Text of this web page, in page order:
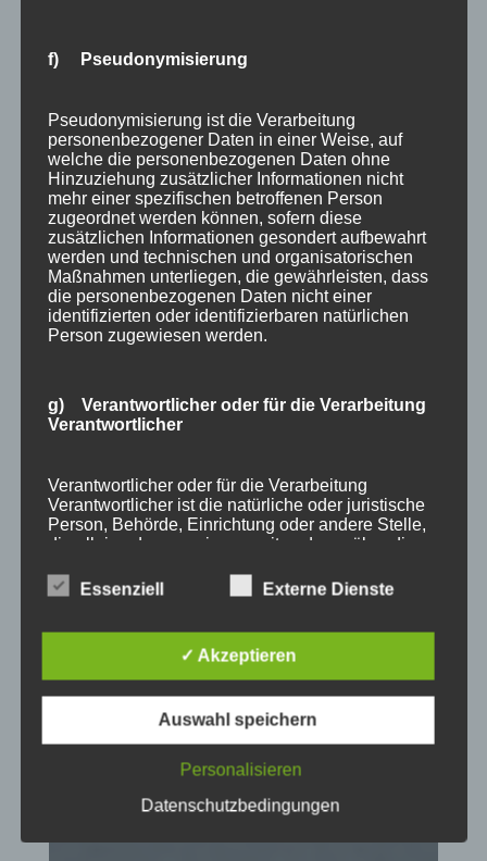
f) Pseudonymisierung
Pseudonymisierung ist die Verarbeitung
personenbezogener Daten in einer Weise, auf
welche die personenbezogenen Daten ohne
Hinzuziehung zusätzlicher Informationen nicht
mehr einer spezifischen betroffenen Person
zugeordnet werden können, sofern diese
zusätzlichen Informationen gesondert aufbewahrt
werden und technischen und organisatorischen
Maßnahmen unterliegen, die gewährleisten, dass
die personenbezogenen Daten nicht einer
identifizierten oder identifizierbaren natürlichen
Person zugewiesen werden.
g) Verantwortlicher oder für die Verarbeitung
Verantwortlicher
Verantwortlicher oder für die Verarbeitung
Verantwortlicher ist die natürliche oder juristische
Person, Behörde, Einrichtung oder andere Stelle,
die allein oder gemeinsam mit anderen über die
personenbezogenen Daten entscheidet. Sind die
Zwecke und Mittel dieser Verarbeitung durch das
beziehungsweise können die bestimmten Kriterien
seiner Benennung nach dem Unionsrecht oder
dem Recht der Mitgliedstaaten vorgesehen
Essenziell Externe Dienste
✓ Akzeptieren
Auswahl speichern
Personalisieren
Datenschutzbedingungen